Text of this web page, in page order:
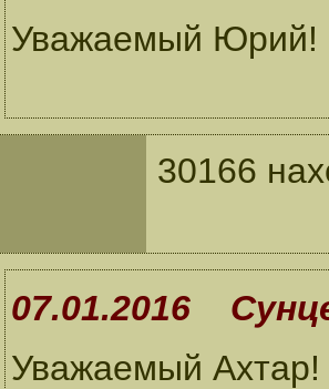
Уважаемый Юрий!
30166
07.01.2016
Уважаемый Ахтар!